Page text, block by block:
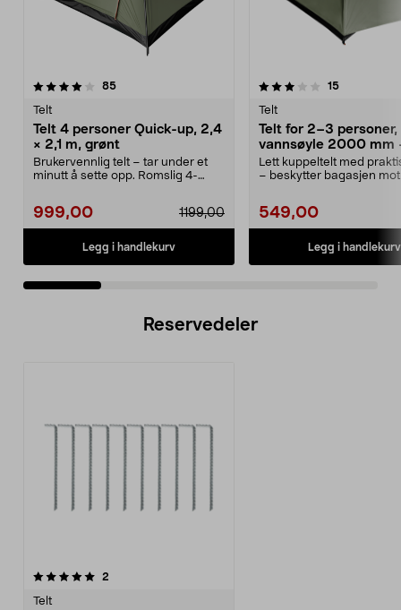
85anmeldelser
Telt
Telt 4 personer Quick-up, 2,4
× 2,1 m, grønt
Brukervennlig telt – tar under et
minutt å sette opp. Romslig 4-
999,00 1199,00
Legg i handlekurv
3.0 av 5 stjerner 15anmeldelser
Telt
Telt for 2–3 personer,
vannsøyle 2000 mm
camping, fottur
Lett kuppeltelt med
– beskytter bagasjen
549,00
Legg i handlekurv
4.0 av 5 stjerner
Reservedeler
2
Telt